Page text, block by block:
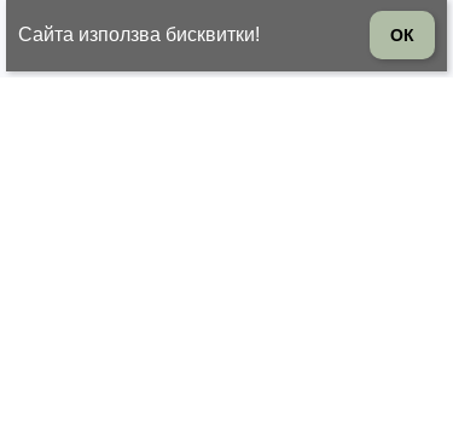
стоката
Сайта използва бисквитки! ОК